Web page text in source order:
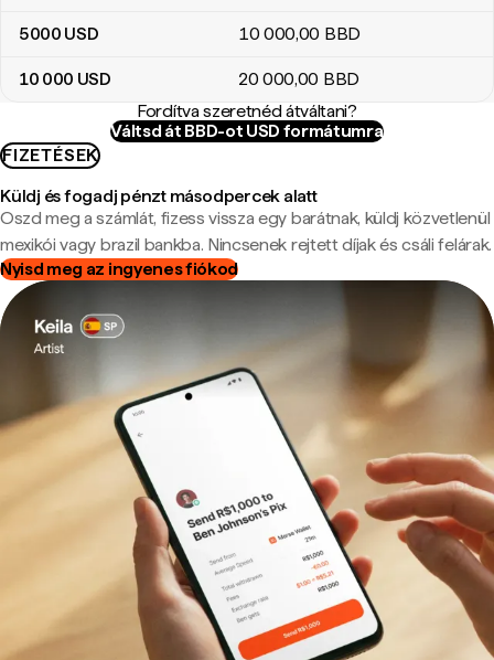
5000 USD 10 000,00 BBD
10 000 USD 20 000,00 BBD
Fordítva szeretnéd átváltani?
Váltsd át BBD-ot USD formátumra
FIZETÉSEK
Küldj és fogadj pénzt másodpercek alatt
Oszd meg a számlát, fizess vissza egy barátnak, küldj közvetlenül
mexikói vagy brazil bankba. Nincsenek rejtett díjak és csáli felárak.
Nyisd meg az ingyenes fiókod